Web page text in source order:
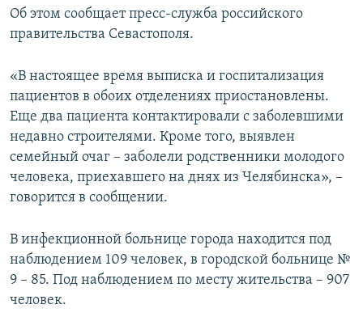
Об этом сообщает пресс-служба российского
правительства Севастополя.
«В настоящее время выписка и госпитализация
пациентов в обоих отделениях приостановлены.
Еще два пациента контактировали с заболевшими
недавно строителями. Кроме того, выявлен
семейный очаг – заболели родственники молодого
человека, приехавшего на днях из Челябинска», –
говорится в сообщении.
В инфекционной больнице города находится под
наблюдением 109 человек, в городской больнице №
9 – 85. Под наблюдением по месту жительства – 907
человек.